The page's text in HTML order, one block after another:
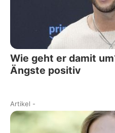
Wie geht er damit
Ängste positiv
Artikel -